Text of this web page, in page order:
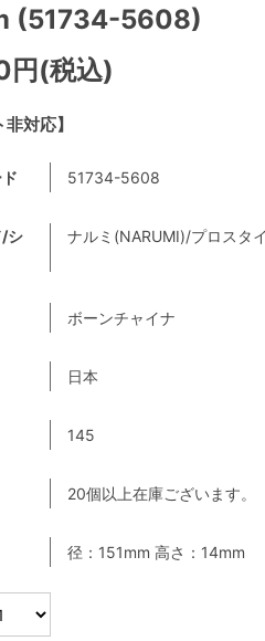
非対応】
(51734-5608)
円(税込)
51734-5608
/シ
ナルミ(NARUMI)/プロスタ
ボーンチャイナ
日本
145
20個以上在庫ございます。
径：151mm 高さ：14mm